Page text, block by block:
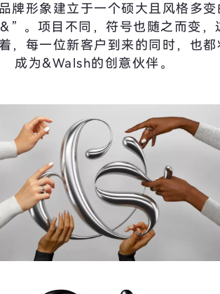
牌形象建立于一个硕大且风格多变
。项目不同，符号也随之而变，
，每一位新客户到来的同时，也都
成为&Walsh的创意伙伴。